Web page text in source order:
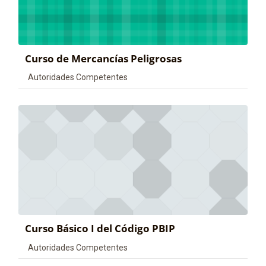
Curso de Mercancías Peligrosas
Categoría de cursos
Autoridades Competentes
Curso Básico I del Código PBIP
Categoría de cursos
Autoridades Competentes